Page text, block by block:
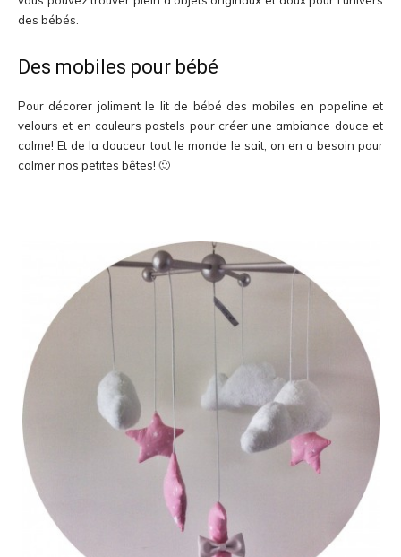
des bébés.
Des mobiles pour bébé
Pour décorer joliment le lit de bébé des mobiles en popeline et
velours et en couleurs pastels pour créer une ambiance douce et
calme! Et de la douceur tout le monde le sait, on en a besoin pour
calmer nos petites bêtes! 🙂